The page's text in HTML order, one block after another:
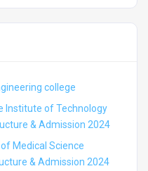
college
Institute of Technology
& Admission 2024
Medical Science
& Admission 2024